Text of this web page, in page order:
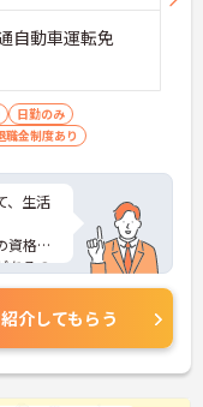
自動車運転免
日勤のみ
職金制度あり
、生活
資格を
あるの
ことが
ので、
紹介してもらう